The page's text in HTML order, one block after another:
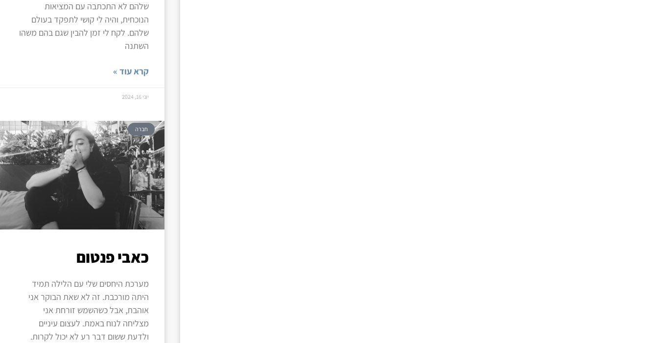
שלהם לא התכתבה עם המציאות
הנוכחית, והיה לי קושי לתפקד בעולם
שלהם. לקח לי זמן להבין שגם בהם משהו
השתנה
קרא עוד »
יוני 16, 2024
חברה
כאבי פנטום
מערכת היחסים שלי עם הלילה תמיד
היתה מורכבת. זה לא שאת הבוקר אני
אוהבת, אבל כשהשמש זורחת אני
מצליחה לנוח באמת. לעצום עיניים
ולדעת ששום דבר רע לא יכול לקרות.